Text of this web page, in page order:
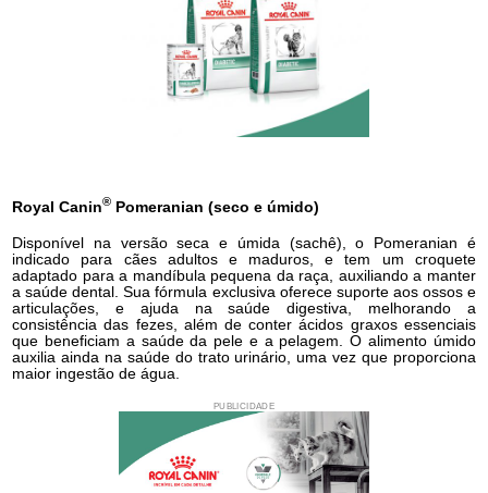
Royal Canin® Pomeranian (seco e úmido)
Disponível na versão seca e úmida (sachê), o Pomeranian é
indicado para cães adultos e maduros, e tem um croquete
adaptado para a mandíbula pequena da raça, auxiliando a manter
a saúde dental. Sua fórmula exclusiva oferece suporte aos ossos e
articulações, e ajuda na saúde digestiva, melhorando a
consistência das fezes, além de conter ácidos graxos essenciais
que beneficiam a saúde da pele e a pelagem. O alimento úmido
auxilia ainda na saúde do trato urinário, uma vez que proporciona
maior ingestão de água.
PUBLICIDADE